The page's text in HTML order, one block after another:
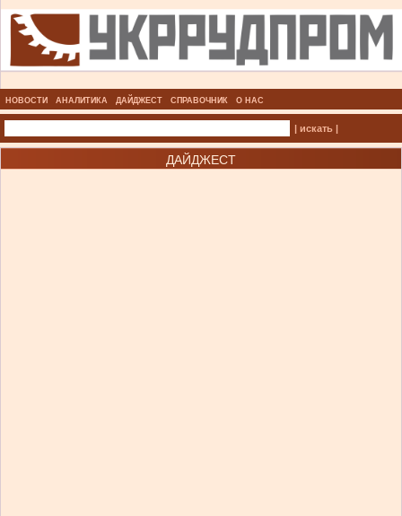
НОВОСТИ АНАЛИТИКА ДАЙДЖЕСТ СПРАВОЧНИК О НАС
| искать |
ДАЙДЖЕСТ